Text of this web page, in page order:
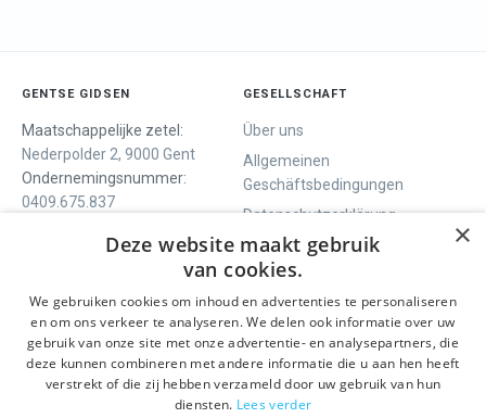
GENTSE GIDSEN
Maatschappelijke zetel:
Nederpolder 2, 9000 Gent
Ondernemingsnummer:
0409.675.837
GESELLSCHAFT
Über uns
Allgemeinen
Geschäftsbedingungen
Datenschutzerklärung
Contact
WIR BIETEN
Geführte Tour
Tagesprogramm
SOCIALS
Facebook
Instagram
LinkedIn
×
Deze website maakt gebruik
van cookies.
We gebruiken cookies om inhoud en advertenties te personaliseren
en om ons verkeer te analyseren. We delen ook informatie over uw
gebruik van onze site met onze advertentie- en analysepartners, die
deze kunnen combineren met andere informatie die u aan hen heeft
verstrekt of die zij hebben verzameld door uw gebruik van hun
diensten. Lees verder